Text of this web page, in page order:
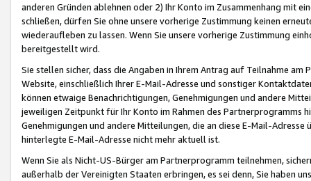
anderen Gründen ablehnen oder 2) Ihr Konto im Zusammenhang mit
schließen, dürfen Sie ohne unsere vorherige Zustimmung keinen
wiederaufleben zu lassen. Wenn Sie unsere vorherige Zustimmung
bereitgestellt wird.
Sie stellen sicher, dass die Angaben in Ihrem Antrag auf Teilnahme
Website, einschließlich Ihrer E-Mail-Adresse und sonstiger
können etwaige Benachrichtigungen, Genehmigungen und andere
jeweiligen Zeitpunkt für Ihr Konto im Rahmen des Partnerprogramms
Genehmigungen und andere Mitteilungen, die an diese E-Mail-
hinterlegte E-Mail-Adresse nicht mehr aktuell ist.
Wenn Sie als Nicht-US-Bürger am Partnerprogramm teilnehmen,
außerhalb der Vereinigten Staaten erbringen, es sei denn, Sie haben